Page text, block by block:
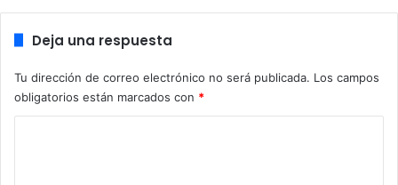
Deja una respuesta
Tu dirección de correo electrónico no será publicada. Los campos
obligatorios están marcados con *